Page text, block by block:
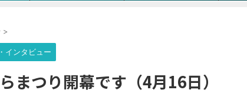
>
インタビュー
まつり開幕です（4月16日）